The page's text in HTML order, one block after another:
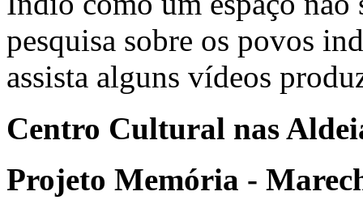
pesquisa sobre os povos
assista alguns vídeos
Centro Cultural nas
Projeto Memória -